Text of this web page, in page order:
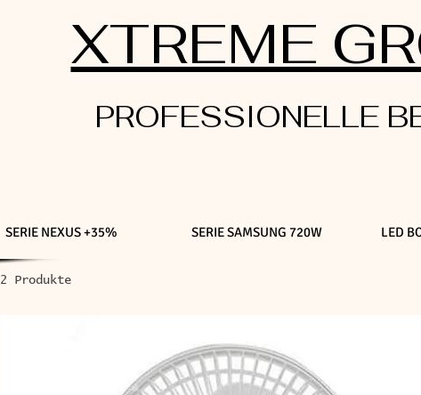
XTREME
PROFESSIONELLE
SERIE NEXUS +35% SERIE SAMSUNG 720W LED
2 Produkte